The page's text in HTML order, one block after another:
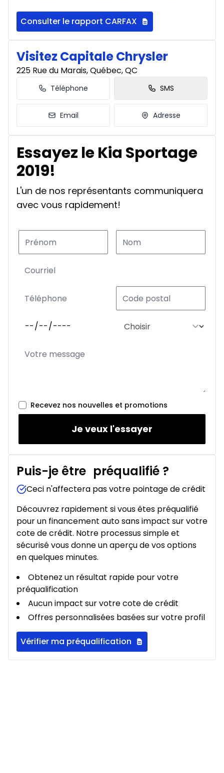
Consulter le rapport CARFAX
Visitez Capitale Chrysler
225 Rue du Marais, Québec, QC
Téléphone SMS
Email Adresse
Essayez le Kia Sportage
2019!
L'un de nos représentants communiquera
avec vous rapidement!
Recevez nos nouvelles et promotions
Je veux l'essayer
Puis-je être préqualifié ?
Ceci n'affectera pas votre pointage de crédit
Découvrez rapidement si vous êtes préqualifié
pour un financement auto sans impact sur votre
cote de crédit. Notre processus simple et
sécurisé vous donne un aperçu de vos options
en quelques minutes.
Obtenez un résultat rapide pour votre
préqualification
Aucun impact sur votre cote de crédit
Offres personnalisées basées sur votre profil
Vérifier ma préqualification